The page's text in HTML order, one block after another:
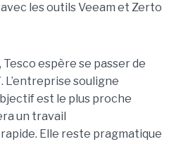
les outils Veeam et Zerto
espère se passer de
L’entreprise souligne
est le plus proche
un travail
Elle reste pragmatique